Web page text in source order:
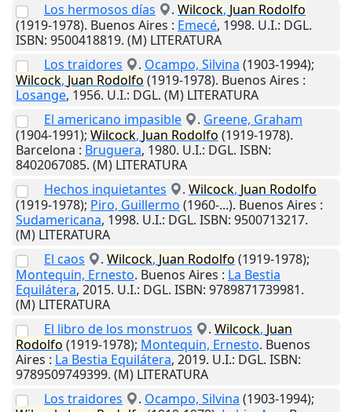
Los hermosos días
. Wilcock, Juan Rodolfo
(1919-1978). Buenos Aires : Emecé, 1998. U.I.: DGL.
ISBN: 9500418819. (M) LITERATURA
Los traidores
. Ocampo, Silvina (1903-1994);
Wilcock, Juan Rodolfo (1919-1978). Buenos Aires :
Losange, 1956. U.I.: DGL. (M) LITERATURA
El americano impasible
. Greene, Graham
(1904-1991); Wilcock, Juan Rodolfo (1919-1978).
Barcelona : Bruguera, 1980. U.I.: DGL. ISBN:
8402067085. (M) LITERATURA
Hechos inquietantes
. Wilcock, Juan Rodolfo
(1919-1978); Piro, Guillermo (1960-...). Buenos Aires :
Sudamericana, 1998. U.I.: DGL. ISBN: 9500713217.
(M) LITERATURA
El caos
. Wilcock, Juan Rodolfo (1919-1978);
Montequin, Ernesto. Buenos Aires : La Bestia
Equilátera, 2015. U.I.: DGL. ISBN: 9789871739981.
(M) LITERATURA
El libro de los monstruos
. Wilcock, Juan
Rodolfo (1919-1978); Montequin, Ernesto. Buenos
Aires : La Bestia Equilátera, 2019. U.I.: DGL. ISBN:
9789509749399. (M) LITERATURA
Los traidores
. Ocampo, Silvina (1903-1994);